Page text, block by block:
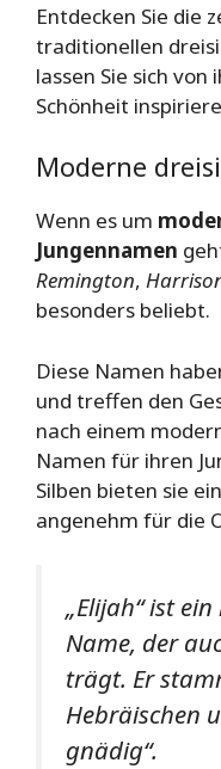
Entdecken Sie die
traditionellen
lassen Sie sich
Schönheit
Moderne
Wenn es um
Jungennamen
Remington,
besonders beliebt.
Diese Namen
und treffen den
nach einem
Namen für ihren
Silben bieten sie
angenehm für die
„Elijah“ ist
Name, der
trägt. Er
Hebräischen
gnädig“.